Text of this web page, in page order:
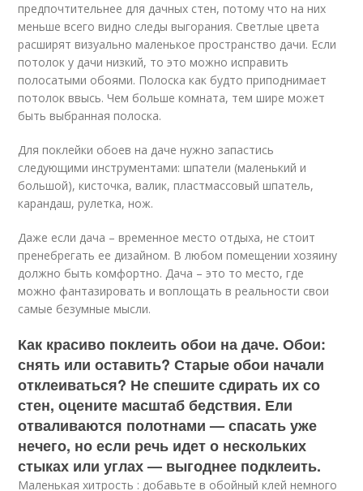
предпочтительнее для дачных стен, потому что на них
меньше всего видно следы выгорания. Светлые цвета
расширят визуально маленькое пространство дачи. Если
потолок у дачи низкий, то это можно исправить
полосатыми обоями. Полоска как будто приподнимает
потолок ввысь. Чем больше комната, тем шире может
быть выбранная полоска.
Для поклейки обоев на даче нужно запастись
следующими инструментами: шпатели (маленький и
большой), кисточка, валик, пластмассовый шпатель,
карандаш, рулетка, нож.
Даже если дача – временное место отдыха, не стоит
пренебрегать ее дизайном. В любом помещении хозяину
должно быть комфортно. Дача – это то место, где
можно фантазировать и воплощать в реальности свои
самые безумные мысли.
Как красиво поклеить обои на даче. Обои:
снять или оставить? Старые обои начали
отклеиваться? Не спешите сдирать их со
стен, оцените масштаб бедствия. Ели
отваливаются полотнами — спасать уже
нечего, но если речь идет о нескольких
стыках или углах — выгоднее подклеить.
Маленькая хитрость : добавьте в обойный клей немного